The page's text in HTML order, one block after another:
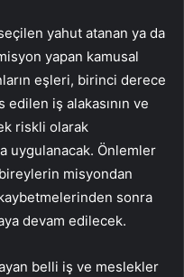
yahut atanan ya da
yapan kamusal
eşleri, birinci derece
edilen iş alakasının ve
riskli olarak
uygulanacak. Önlemler
misyondan
sonra
devam edilecek.
belli iş ve meslekler